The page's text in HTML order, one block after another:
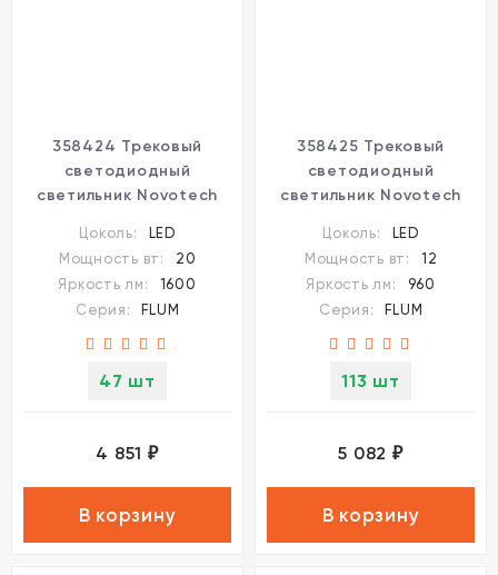
358424 Трековый
светодиодный
светильник Novotech
1600Лм 36° 20W
Цоколь:
LED
Мощность вт:
20
Яркость лм:
1600
Серия:
FLUM
47 шт
4 851 ₽
В корзину
358425 Трековый
светодиодный
светильник Novotech
960Лм 36° 12W
Цоколь:
LED
Мощность вт:
12
Яркость лм:
960
Серия:
FLUM
113 шт
5 082 ₽
В корзину